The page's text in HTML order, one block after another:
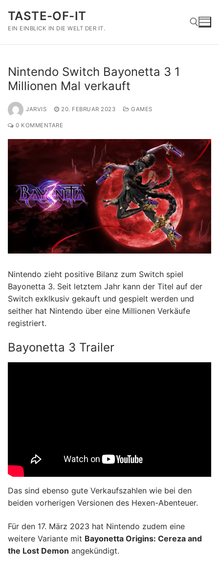
Inhalt
springen
TASTE-OF-IT
EIN EINBLICK IN DIE WELT DER IT.
Nintendo Switch Bayonetta 3 1
Millionen Mal verkauft
JARVIS 20. FEBRUAR 2023 GAMES
0 KOMMENTARE
Nintendo zieht positive Bilanz zum Switch spiel
Bayonetta 3. Seit letztem Jahr kann der Titel auf der
Switch exklkusiv gekauft und gespielt werden und
seither hat Nintendo über eine Millionen Verkäufe
registriert.
Bayonetta 3 Trailer
Das sind ebenso gute Verkaufszahlen wie bei den
beiden vorherigen Versionen des Hexen-Abenteuer.
Für den 17. März 2023 hat Nintendo zudem eine
weitere Variante mit Bayonetta Origins: Cereza and
the Lost Demon angekündigt.